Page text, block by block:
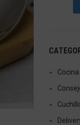
Cocina